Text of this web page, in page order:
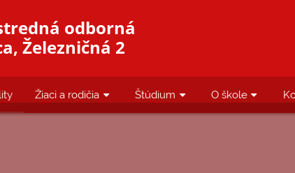
odborná
Železničná 2
Žiaci a rodičia Štúdium O škole